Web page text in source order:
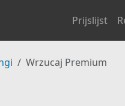
Prijslijst
Wrzucaj Premium